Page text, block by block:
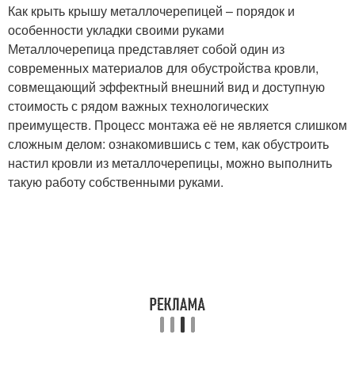
Как крыть крышу металлочерепицей – порядок и
особенности укладки своими руками
Металлочерепица представляет собой один из
современных материалов для обустройства кровли,
совмещающий эффектный внешний вид и доступную
стоимость с рядом важных технологических
преимуществ. Процесс монтажа её не является слишком
сложным делом: ознакомившись с тем, как обустроить
настил кровли из металлочерепицы, можно выполнить
такую работу собственными руками.